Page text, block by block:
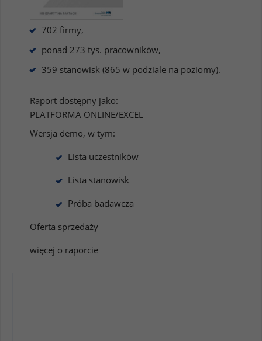
702 firmy,
ponad 273 tys. pracowników,
359 stanowisk (865 w podziale na poziomy).
Raport dostępny jako:
PLATFORMA ONLINE/EXCEL
Wersja demo, w tym:
Lista uczestników
Lista stanowisk
Próba badawcza
Oferta sprzedaży
więcej o raporcie